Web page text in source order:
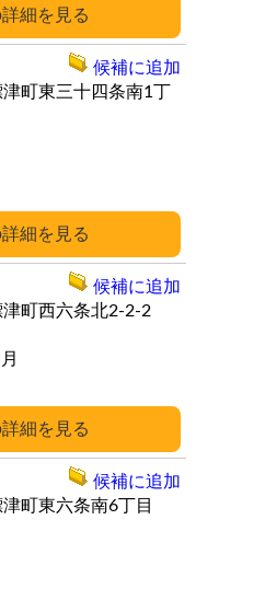
詳細
詳細
津町東三十四条南1丁
候補に追加
詳細
津町西六条北2-2-2
候補に追加
津町東六条南6丁目
候補に追加